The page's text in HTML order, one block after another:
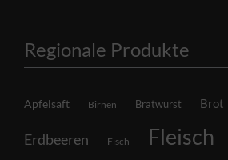
Regionale Produkte
Apfelsaft Birnen Bratwurst Brot
Erdbeeren Fisch Fleisch